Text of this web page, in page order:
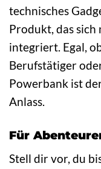
technisches
Produkt, das
integriert. Egal,
Berufstätiger
Powerbank ist
Anlass.
Für
Stell dir vor, du